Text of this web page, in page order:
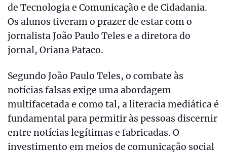
de Tecnologia e Comunicação e de Cidadania.
Os alunos tiveram o prazer de estar com o
jornalista João Paulo Teles e a diretora do
jornal, Oriana Pataco.
Segundo João Paulo Teles, o combate às
notícias falsas exige uma abordagem
multifacetada e como tal, a literacia mediática é
fundamental para permitir às pessoas discernir
entre notícias legítimas e fabricadas. O
investimento em meios de comunicação social